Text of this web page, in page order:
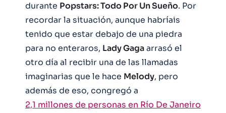
durante Popstars: Todo Por Un Sueño. Por
recordar la situación, aunque habríais
tenido que estar debajo de una piedra
para no enteraros, Lady Gagaarrasó el
otro día al recibir una de las llamadas
imaginarias que le hace Melody, pero
además de eso, congregó a
2,1 millones de personas en Río De Janeiro